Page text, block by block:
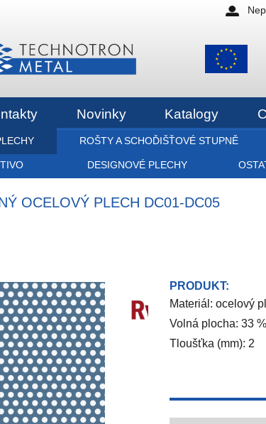
ROŠTY A SCHOĎIŠŤOVÉ STUPNĚ
DESIGNOVÉ PLECHY
Novinky Katalogy
OCELOVÝ PLECH DC01-DC05
PRODUKT:
Materiál: ocelový
Volná plocha: 33 %
Tloušťka (mm): 2